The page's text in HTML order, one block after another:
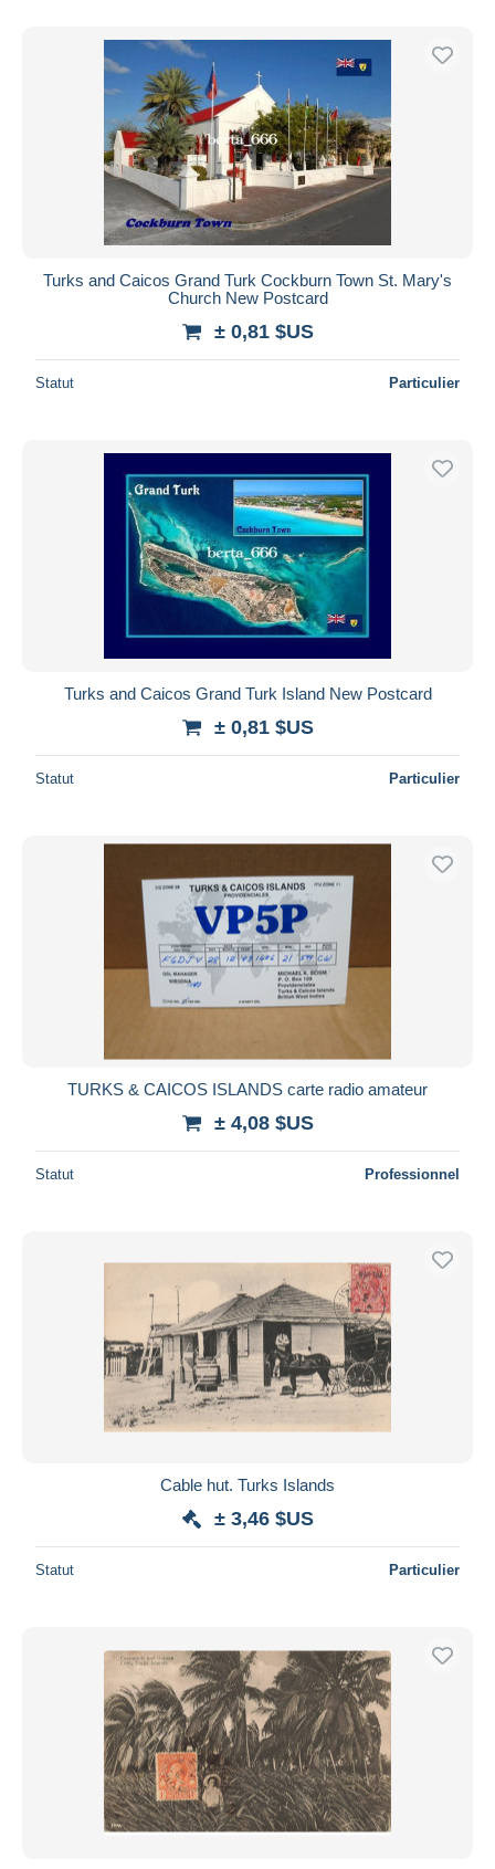
Uniquement en réduction
Livraison gratuite
Méthodes de paiement
PayPal
Virement bancaire
Visa
Mastercard
iDeal
Appliquer
Turks and Caicos Grand Turk Cockburn Town St. Mary's
Church New Postcard
± 0,81 $US
Statut Particulier
Turks and Caicos Grand Turk Island New Postcard
± 0,81 $US
Statut Particulier
TURKS & CAICOS ISLANDS carte radio amateur
± 4,08 $US
Statut Professionnel
Cable hut. Turks Islands
± 3,46 $US
Statut Particulier